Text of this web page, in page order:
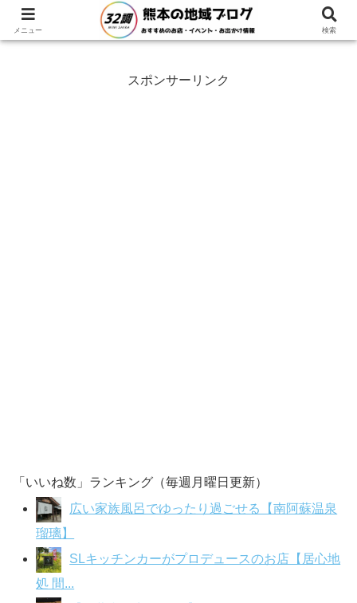
ホーム 熊本県 阿蘇市
スポンサーリンク
「いいね数」ランキング（毎週月曜日更新）
広い家族風呂でゆったり過ごせる【南阿蘇温泉
瑠璃】
SLキッチンカーがプロデュースのお店【居心地
処 間...
メニュー 検索